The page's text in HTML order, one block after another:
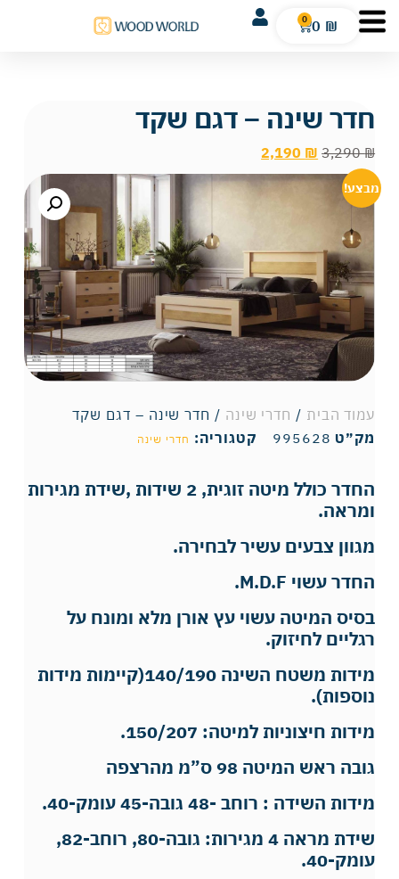
0 ₪
0
חדר שינה – דגם שקד
3,290₪
2,190 ₪
מבצע!
עמוד הבית / חדרי שינה / חדר שינה – דגם שקד
מק״ט 995628 קטגוריה: חדרי שינה
החדר כולל מיטה זוגית, 2 שידות ,שידת מגירות
ומראה.
מגוון צבעים עשיר לבחירה.
החדר עשוי M.D.F.
בסיס המיטה עשוי עץ אורן מלא ומונח על
רגליים לחיזוק.
מידות משטח השינה 140/190(קיימות מידות
נוספות).
מידות חיצוניות למיטה: 150/207.
גובה ראש המיטה 98 ס”מ מהרצפה
מידות השידה : רוחב -48 גובה-45 עומק-40.
שידת מראה 4 מגירות: גובה-80, רוחב-82,
עומק-40.